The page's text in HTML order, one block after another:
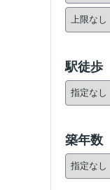
駅徒歩
築年数